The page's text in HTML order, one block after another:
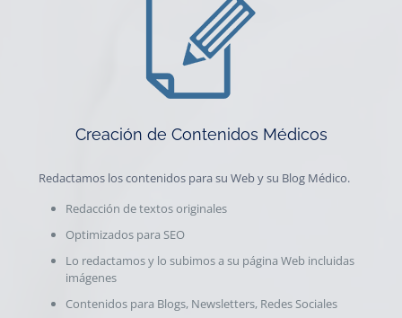
Creación de Contenidos Médicos
Redactamos los contenidos para su Web y su Blog Médico.
Redacción de textos originales
Optimizados para SEO
Lo redactamos y lo subimos a su página Web incluidas
imágenes
Contenidos para Blogs, Newsletters, Redes Sociales